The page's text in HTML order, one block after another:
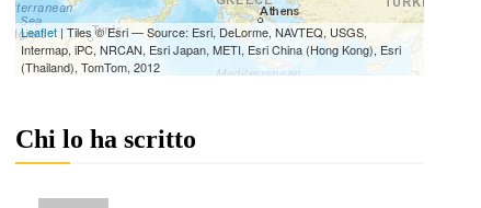
Chi lo ha scritto